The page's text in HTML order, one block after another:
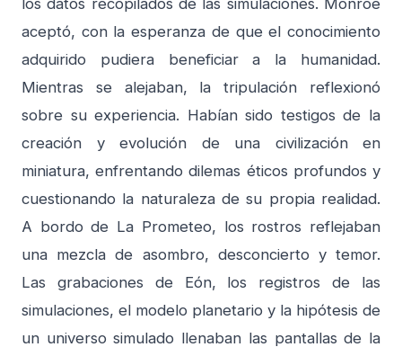
los datos recopilados de las simulaciones. Monroe
aceptó, con la esperanza de que el conocimiento
adquirido pudiera beneficiar a la humanidad.
Mientras se alejaban, la tripulación reflexionó
sobre su experiencia. Habían sido testigos de la
creación y evolución de una civilización en
miniatura, enfrentando dilemas éticos profundos y
cuestionando la naturaleza de su propia realidad.
A bordo de La Prometeo, los rostros reflejaban
una mezcla de asombro, desconcierto y temor.
Las grabaciones de Eón, los registros de las
simulaciones, el modelo planetario y la hipótesis de
un universo simulado llenaban las pantallas de la